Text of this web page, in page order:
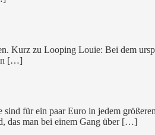
Kurz zu Looping Louie: Bei dem
[…]
für ein paar Euro in jedem
das man bei einem Gang über […]